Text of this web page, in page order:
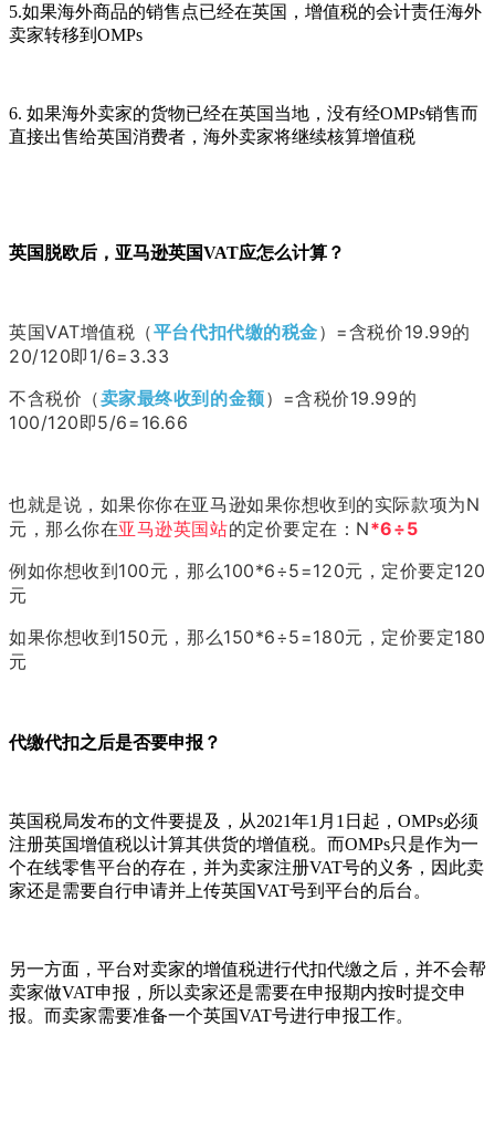
5.如果海外商品的销售点已经在英国，增值税的会计责任海外
卖家转移到OMPs
6. 如果海外卖家的货物已经在英国当地，没有经OMPs销售而
直接出售给英国消费者，海外卖家将继续核算增值税
英国脱欧后，亚马逊英国VAT应怎么计算？
英国VAT增值税（平台代扣代缴的税金）=含税价19.99的
20/120即1/6=3.33
不含税价（卖家最终收到的金额） =含税价19.99的
100/120即5/6=16.66
也就是说，如果你你在亚马逊如果你想收到的实际款项为N
元，那么你在亚马逊英国站的定价要定在：N*6÷5
例如你想收到100元，那么100*6÷5=120元，定价要定120
元
如果你想收到150元，那么150*6÷5=180元，定价要定180
元
代缴代扣之后是否要申报？
英国税局发布的文件要提及，从2021年1月1日起，OMPs必须
注册英国增值税以计算其供货的增值税。而OMPs只是作为一
个在线零售平台的存在，并为卖家注册VAT号的义务，因此卖
家还是需要自行申请并上传英国VAT号到平台的后台。
另一方面，平台对卖家的增值税进行代扣代缴之后，并不会帮
卖家做VAT申报，所以卖家还是需要在申报期内按时提交申
报。而卖家需要准备一个英国VAT号进行申报工作。